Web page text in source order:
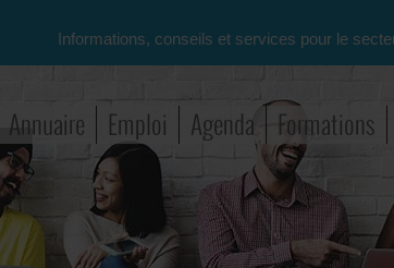
Informations, conseils et services pour le
Annuaire Emploi Agenda Formations